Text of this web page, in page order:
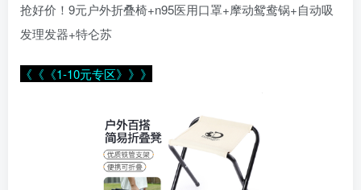
抢好价！9元户外折叠椅+n95医用口罩+摩动鸳鸯锅+自动吸
发理发器+特仑苏
《《《1-10元专区》》》